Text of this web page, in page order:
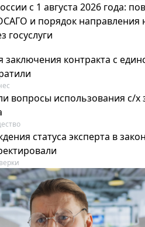
с 1 августа 2026 года:
и порядок направления
госуслуги
заключения контракта с
вопросы использования с/х
статуса эксперта в